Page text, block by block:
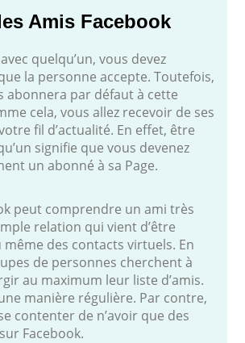
Amis Facebook
quelqu’un, vous devez
la personne accepte. Toutefois,
abonnera par défaut à cette
cela, vous allez recevoir de ses
fil d’actualité. En effet, être
signifie que vous devenez
un abonné à sa Page.
peut comprendre un ami très
relation qui vient d’être
des contacts virtuels. En
de personnes cherchent à
au maximum leur liste d’amis.
manière régulière. Par contre,
contenter de n’avoir que des
Facebook.